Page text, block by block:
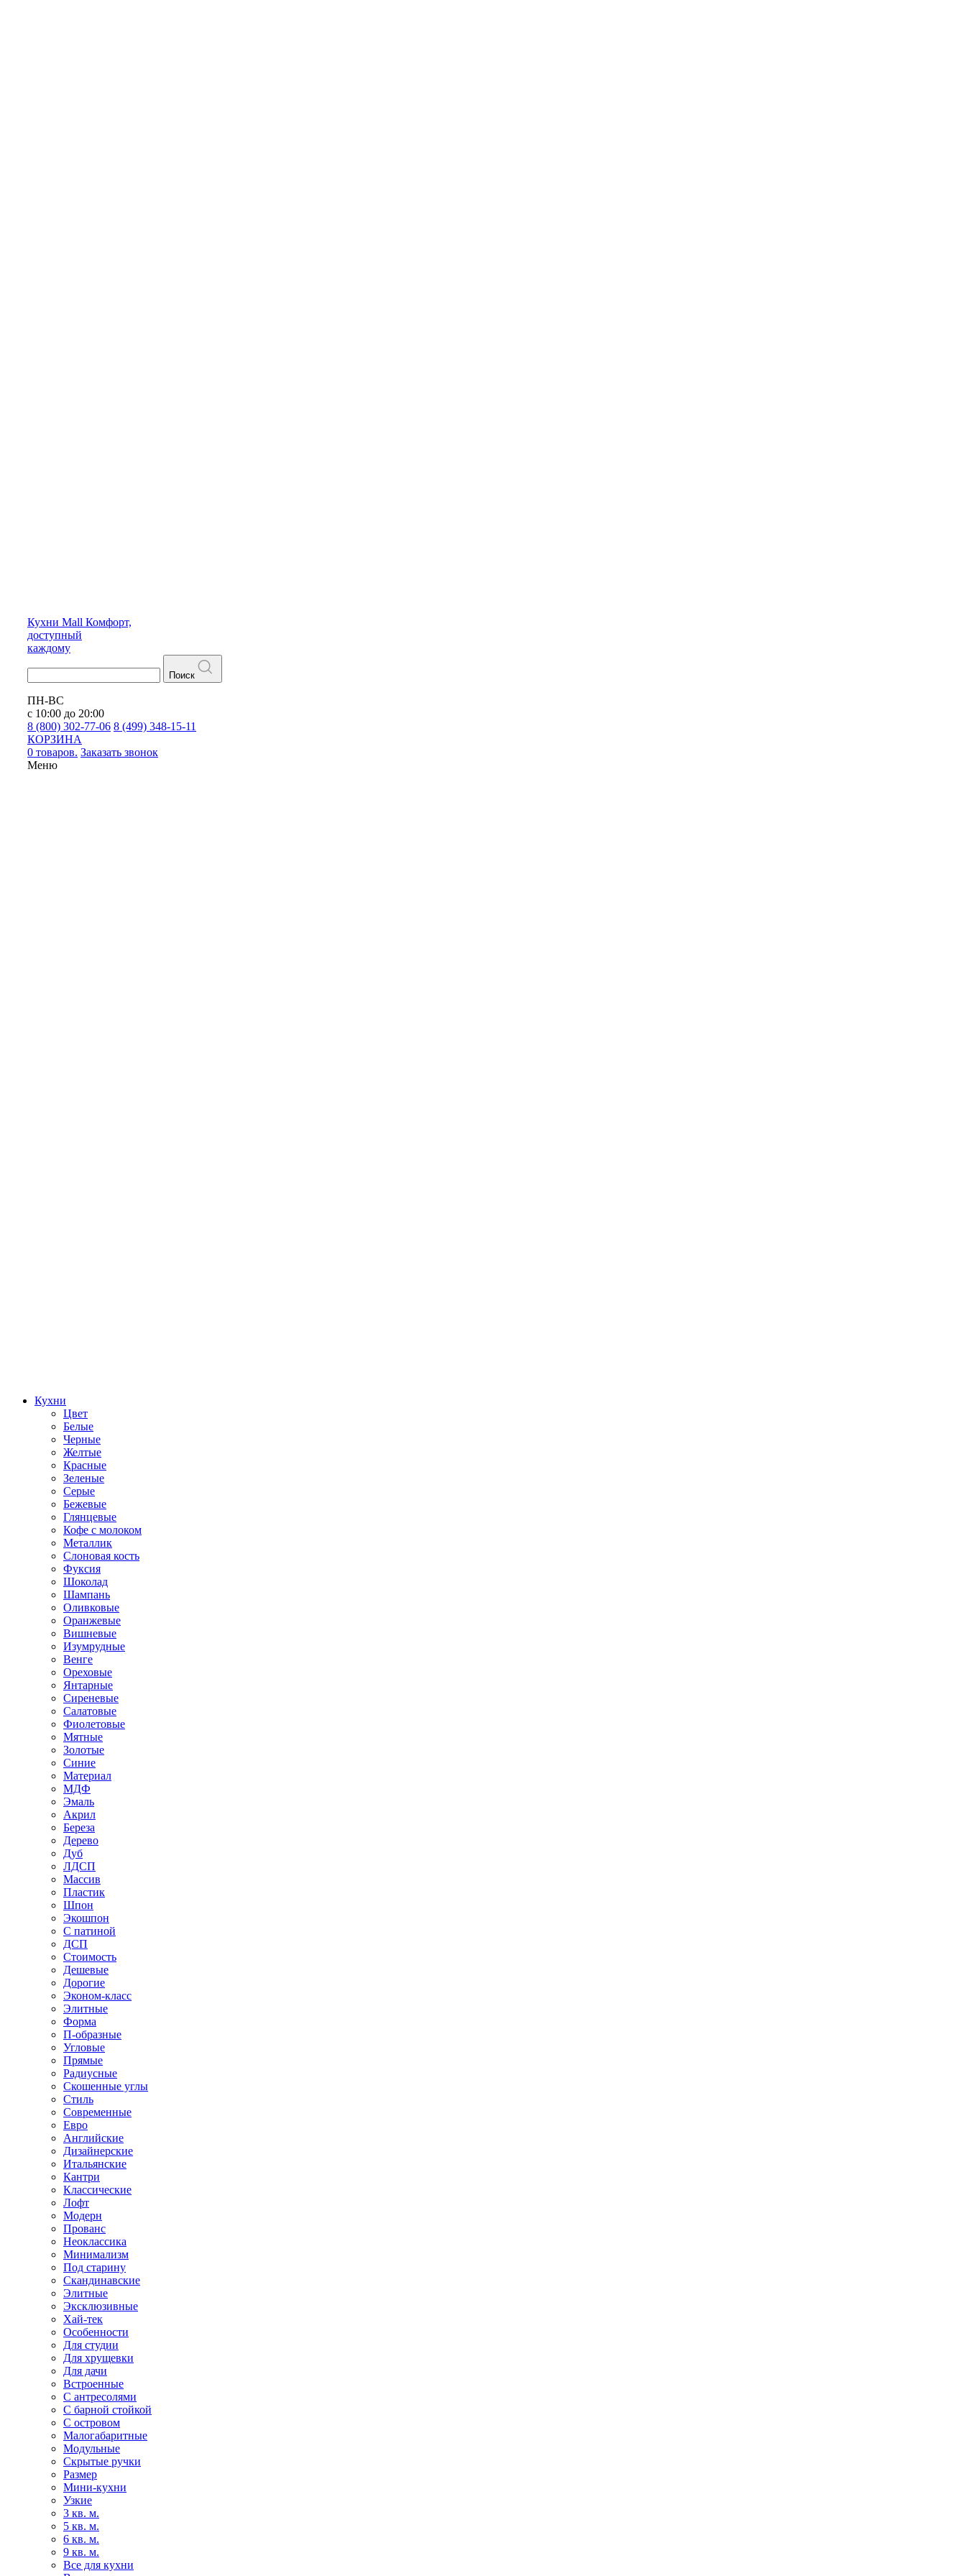
Кухни Mall Комфорт,
доступный
каждому
Поиск
ПН-ВС
с 10:00 до 20:00
8 (800) 302-77-06 8 (499) 348-15-11
КОРЗИНА
0 товаров. Заказать звонок
Меню
Кухни
Цвет
Белые
Черные
Желтые
Красные
Зеленые
Серые
Бежевые
Глянцевые
Кофе с молоком
Металлик
Слоновая кость
Фуксия
Шоколад
Шампань
Оливковые
Оранжевые
Вишневые
Изумрудные
Венге
Ореховые
Янтарные
Сиреневые
Салатовые
Фиолетовые
Мятные
Золотые
Синие
Материал
МДФ
Эмаль
Акрил
Береза
Дерево
Дуб
ЛДСП
Массив
Пластик
Шпон
Экошпон
С патиной
ДСП
Стоимость
Дешевые
Дорогие
Эконом-класс
Элитные
Форма
П-образные
Угловые
Прямые
Радиусные
Скошенные углы
Стиль
Современные
Евро
Английские
Дизайнерские
Итальянские
Кантри
Классические
Лофт
Модерн
Прованс
Неоклассика
Минимализм
Под старину
Скандинавские
Элитные
Эксклюзивные
Хай-тек
Особенности
Для студии
Для хрущевки
Для дачи
Встроенные
С антресолями
С барной стойкой
С островом
Малогабаритные
Модульные
Скрытые ручки
Размер
Мини-кухни
Узкие
3 кв. м.
5 кв. м.
6 кв. м.
9 кв. м.
Все для кухни